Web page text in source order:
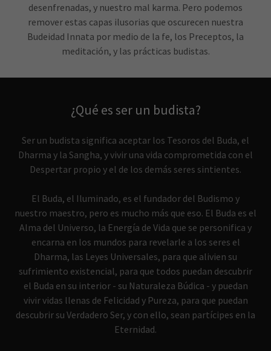
desenfrenadas, y nuestro mal karma. Pero podemos
remover estas capas ilusorias que oscurecen nuestra
Budeidad Innata por medio de la fe, los Preceptos, la
meditación, y las prácticas budistas.
¿Qué es ser un budista?
Ser un budista significa aceptar los Tesoros del Buda, el
Dharma y la Sangha, y vivir una vida comprometida con el
Despertar propio y el de los demás seres sintientes.
El Buda, el Iluminado, es el fundador del Budismo y
nuestro maestro, pero es mucho más que eso. El Buda es el
Alma del Universo, la Energía de Vida que se personifica y
encarna en los mundos para revelarle a los seres el
Dharma, las Leyes Universales, para que alivien su
sufrimiento existencial, para que todos puedan descubrir
el Buda en su interior - su Naturaleza Búdica - y puedan
vivir vidas llenas de Felicidad y Pureza, para que puedan
descubrir su Verdadero Ser, y con ello, sean partícipes en la
Eternidad.